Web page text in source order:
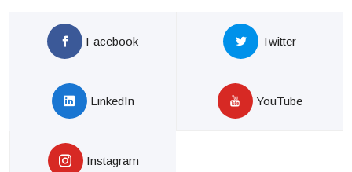
Facebook Twitter
LinkedIn YouTube
Instagram